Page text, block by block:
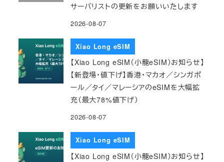
サーバリストの更新をお願いいたします
2026-08-07
Xiao Long eSIM
【Xiao Long eSIM（小龍eSIM）お知らせ】
【新登場・値下げ】香港・マカオ／シンガポ
ール／タイ／マレーシアのeSIMを大幅拡
充（最大78%値下げ）
2026-08-07
Xiao Long eSIM
【Xiao Long eSIM（小龍eSIM）お知らせ】